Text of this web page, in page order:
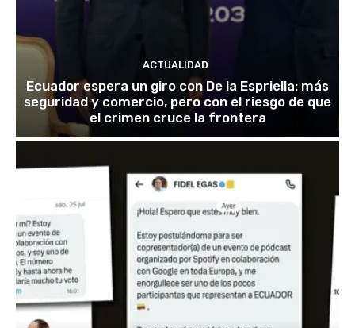
ACTUALIDAD
Ecuador espera un giro con De la Espriella: más
seguridad y comercio, pero con el riesgo de que
el crimen cruce la frontera